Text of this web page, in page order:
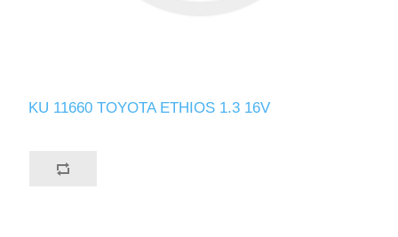
KU 11660 TOYOTA ETHIOS 1.3 16V